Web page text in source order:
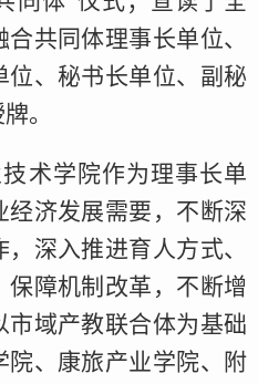
共同体理事长单位、
、秘书长单位、副秘
。
术学院作为理事长单
济发展需要，不断深
深入推进育人方式、
障机制改革，不断增
域产教联合体为基础
院、康旅产业学院、附